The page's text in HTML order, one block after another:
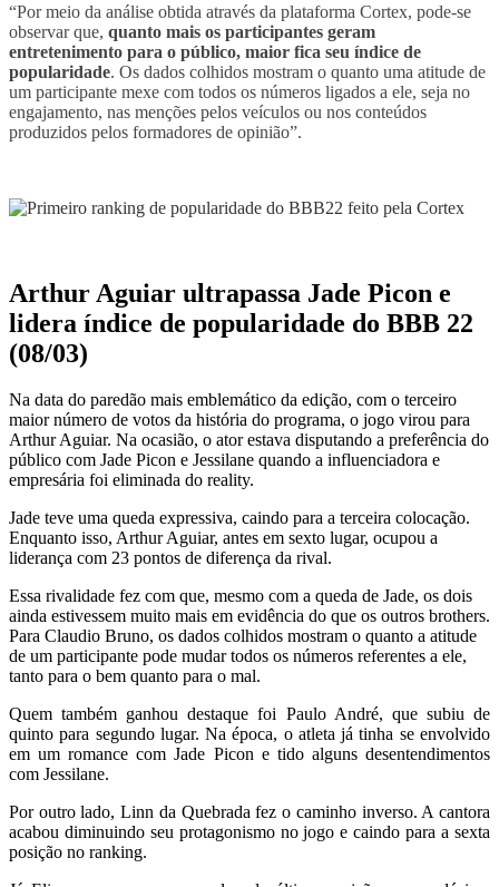
“Por meio da análise obtida através da plataforma Cortex, pode-se
observar que, quanto mais os participantes geram
entretenimento para o público, maior fica seu índice de
popularidade. Os dados colhidos mostram o quanto uma atitude de
um participante mexe com todos os números ligados a ele, seja no
engajamento, nas menções pelos veículos ou nos conteúdos
produzidos pelos formadores de opinião”.
Arthur Aguiar ultrapassa Jade Picon e
lidera índice de popularidade do BBB 22
(08/03)
Na data do paredão mais emblemático da edição, com o terceiro
maior número de votos da história do programa, o jogo virou para
Arthur Aguiar. Na ocasião, o ator estava disputando a preferência do
público com Jade Picon e Jessilane quando a influenciadora e
empresária foi eliminada do reality.
Jade teve uma queda expressiva, caindo para a terceira colocação.
Enquanto isso, Arthur Aguiar, antes em sexto lugar, ocupou a
liderança com 23 pontos de diferença da rival.
Essa rivalidade fez com que, mesmo com a queda de Jade, os dois
ainda estivessem muito mais em evidência do que os outros brothers.
Para Claudio Bruno, os dados colhidos mostram o quanto a atitude
de um participante pode mudar todos os números referentes a ele,
tanto para o bem quanto para o mal.
Quem também ganhou destaque foi Paulo André, que subiu de
quinto para segundo lugar. Na época, o atleta já tinha se envolvido
em um romance com Jade Picon e tido alguns desentendimentos
com Jessilane.
Por outro lado, Linn da Quebrada fez o caminho inverso. A cantora
acabou diminuindo seu protagonismo no jogo e caindo para a sexta
posição no ranking.